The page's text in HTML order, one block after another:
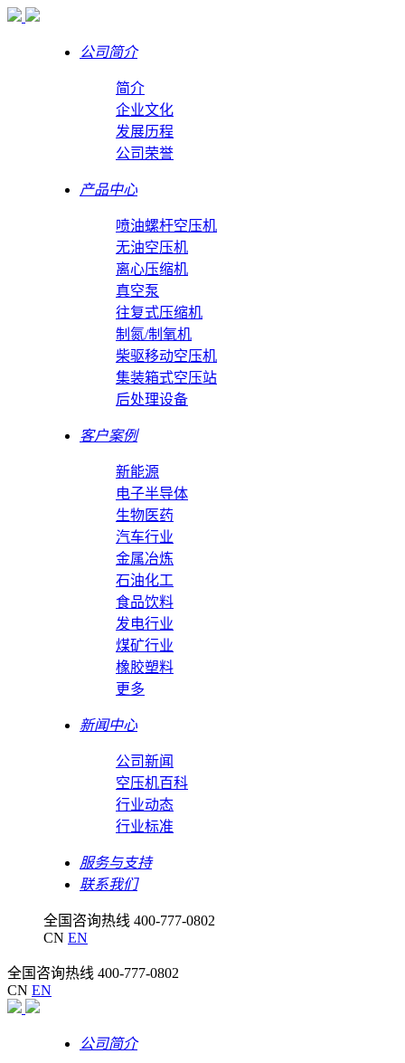
公司简介
简介
企业文化
发展历程
公司荣誉
产品中心
喷油螺杆空压机
无油空压机
离心压缩机
真空泵
往复式压缩机
制氮/制氧机
柴驱移动空压机
集装箱式空压站
后处理设备
客户案例
新能源
电子半导体
生物医药
汽车行业
金属冶炼
石油化工
食品饮料
发电行业
煤矿行业
橡胶塑料
更多
新闻中心
公司新闻
空压机百科
行业动态
行业标准
服务与支持
联系我们
全国咨询热线 400-777-0802
CN EN
全国咨询热线 400-777-0802
CN EN
公司简介